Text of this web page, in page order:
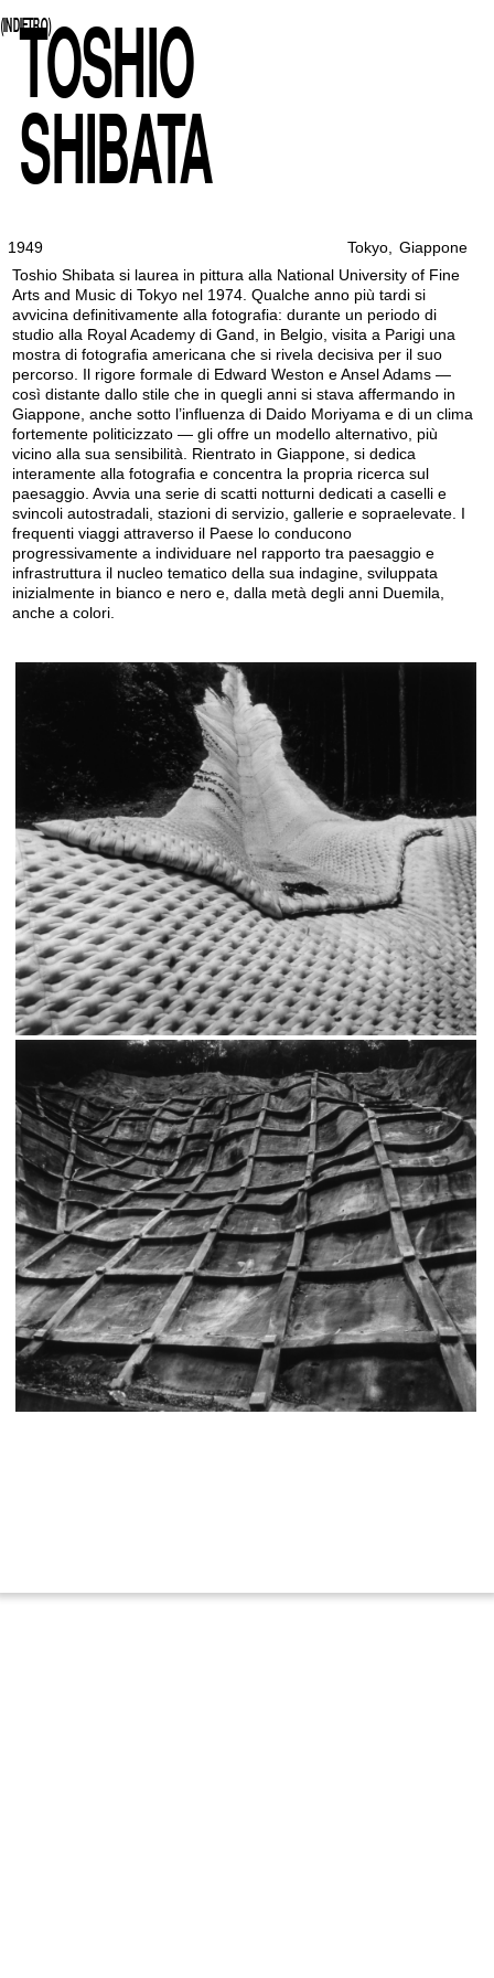
(INDIETRO)
TOSHIO
SHIBATA
1949 Tokyo, Giappone
Toshio Shibata si laurea in pittura alla National University of Fine
Arts and Music di Tokyo nel 1974. Qualche anno più tardi si
avvicina definitivamente alla fotografia: durante un periodo di
studio alla Royal Academy di Gand, in Belgio, visita a Parigi una
mostra di fotografia americana che si rivela decisiva per il suo
percorso. Il rigore formale di Edward Weston e Ansel Adams —
così distante dallo stile che in quegli anni si stava affermando in
Giappone, anche sotto l’influenza di Daido Moriyama e di un clima
fortemente politicizzato — gli offre un modello alternativo, più
vicino alla sua sensibilità. Rientrato in Giappone, si dedica
interamente alla fotografia e concentra la propria ricerca sul
paesaggio. Avvia una serie di scatti notturni dedicati a caselli e
svincoli autostradali, stazioni di servizio, gallerie e sopraelevate. I
frequenti viaggi attraverso il Paese lo conducono
progressivamente a individuare nel rapporto tra paesaggio e
infrastruttura il nucleo tematico della sua indagine, sviluppata
inizialmente in bianco e nero e, dalla metà degli anni Duemila,
anche a colori.